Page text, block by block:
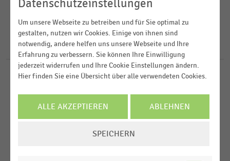
43Ergebnisse fürRepublik Südafrika
TEXTILIEN UND BEKLEIDUNG| STATISTIK
Anzahl der Verkaufsstellen von Inditex weltweit
Einkaufsverhalten
Einkommen, Kaufkraft, Konsum,
Lebensbedingungen
Gesamtwirtschaftliche Rahmenbedingungen
MEHR ANZEIGEN
2021
2020
2019
MEHR ANZEIGEN
Weltweit
Europa
Afrika
BRICS-Länder
FILTER ZURÜCKSETZEN
Datenschutzeinstellungen
Um unsere Webseite zu betreiben und für Sie optimal zu
gestalten, nutzen wir Cookies. Einige von ihnen sind
notwendig, andere helfen uns unsere Webseite und Ihre
Erfahrung zu verbessern. Sie können Ihre Einwilligung
jederzeit widerrufen und Ihre Cookie Einstellungen ändern.
Hier finden Sie eine Übersicht über alle verwendeten Cookies.
ALLE AKZEPTIEREN ABLEHNEN
SPEICHERN